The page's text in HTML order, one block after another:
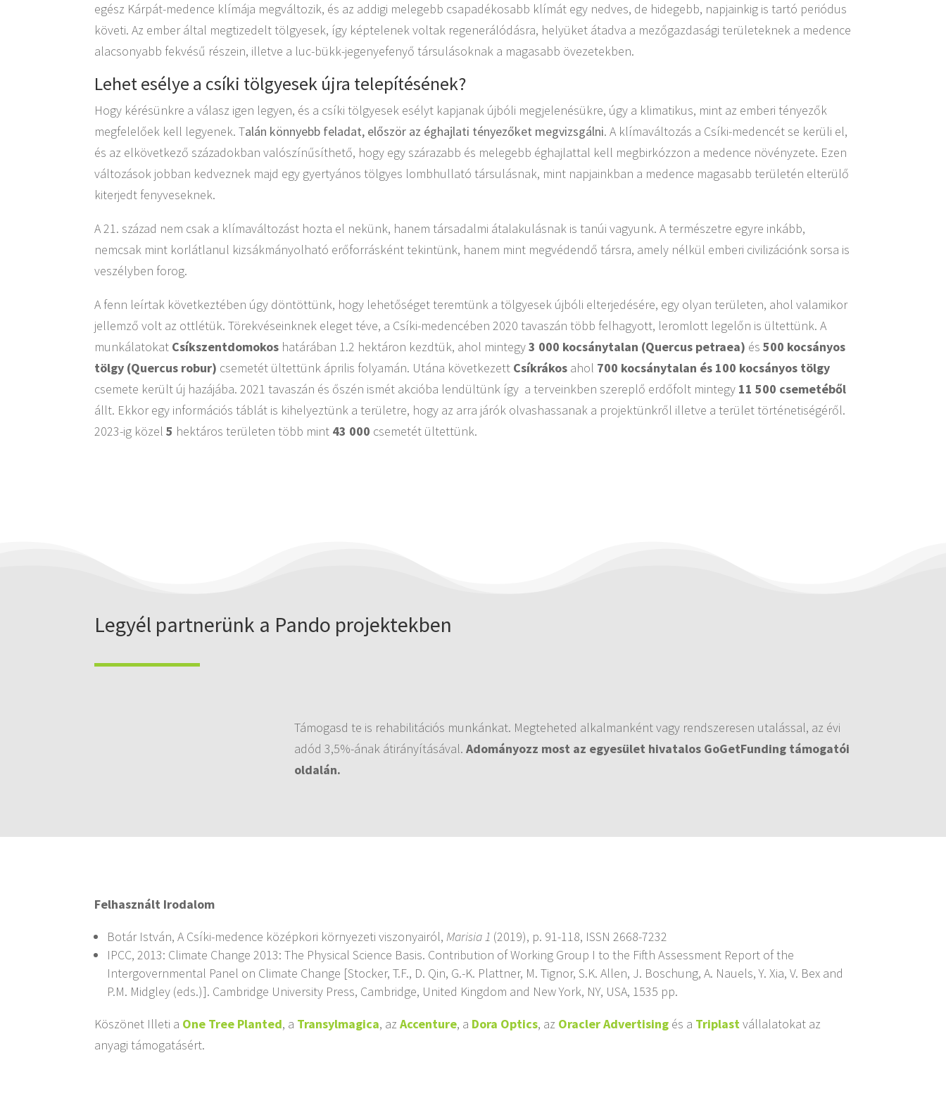
egész Kárpát-medence klímája megváltozik, és az addigi melegebb csapadékosabb klímát egy nedves, de hidegebb, napjainkig is tartó periódus
követi. Az ember által megtizedelt tölgyesek, így képtelenek voltak regenerálódásra, helyüket átadva a mezőgazdasági területeknek a medence
alacsonyabb fekvésű részein, illetve a luc-bükk-jegenyefenyő társulásoknak a magasabb övezetekben.
Lehet esélye a csíki tölgyesek újra telepítésének?
Hogy kérésünkre a válasz igen legyen, és a csíki tölgyesek esélyt kapjanak újbóli megjelenésükre, úgy a klimatikus, mint az emberi tényezők
megfelelőek kell legyenek. Talán könnyebb feladat, először az éghajlati tényezőket megvizsgálni. A klímaváltozás a Csíki-medencét se kerüli el,
és az elkövetkező századokban valószínűsíthető, hogy egy szárazabb és melegebb éghajlattal kell megbirkózzon a medence növényzete. Ezen
változások jobban kedveznek majd egy gyertyános tölgyes lombhullató társulásnak, mint napjainkban a medence magasabb területén elterülő
kiterjedt fenyveseknek.
A 21. század nem csak a klímaváltozást hozta el nekünk, hanem társadalmi átalakulásnak is tanúi vagyunk. A természetre egyre inkább,
nemcsak mint korlátlanul kizsákmányolható erőforrásként tekintünk, hanem mint megvédendő társra, amely nélkül emberi civilizációnk sorsa is
veszélyben forog.
A fenn leírtak következtében úgy döntöttünk, hogy lehetőséget teremtünk a tölgyesek újbóli elterjedésére, egy olyan területen, ahol valamikor
jellemző volt az ottlétük. Törekvéseinknek eleget téve, a Csíki-medencében 2020 tavaszán több felhagyott, leromlott legelőn is ültettünk. A
munkálatokat Csíkszentdomokos határában 1.2 hektáron kezdtük, ahol mintegy3 000 kocsánytalan (Quercus petraea) és500 kocsányos
tölgy (Quercus robur) csemetét ültettünk április folyamán. Utána következett Csíkrákos ahol 700 kocsánytalan és 100 kocsányos tölgy
csemete került új hazájába. 2021 tavaszán és őszén ismét akcióba lendültünk így a terveinkben szereplő erdőfolt mintegy 11 500 csemetéből
állt. Ekkor egy információs táblát is kihelyeztünk a területre, hogy az arra járók olvashassanak a projektünkről illetve a terület történetiségéről.
2023-ig közel5 hektáros területen több mint 43 000 csemetét ültettünk.
Legyél partnerünk a Pando projektekben
Támogasd te is rehabilitációs munkánkat. Megteheted alkalmanként vagy rendszeresen utalással, az évi
adód 3,5%-ának átirányításával. Adományozz most az egyesület hivatalos GoGetFunding támogatói
oldalán.
Felhasznált Irodalom
Botár István, A Csíki-medence középkori környezeti viszonyairól,Marisia 1 (2019), p. 91-118, ISSN 2668-7232
IPCC, 2013: Climate Change 2013: The Physical Science Basis. Contribution of Working Group I to the Fifth Assessment Report of the
Intergovernmental Panel on Climate Change [Stocker, T.F., D. Qin, G.-K. Plattner, M. Tignor, S.K. Allen, J. Boschung, A. Nauels, Y. Xia, V. Bex and
P.M. Midgley (eds.)]. Cambridge University Press, Cambridge, United Kingdom and New York, NY, USA, 1535 pp.
Köszönet Illeti a One Tree Planted, a Transylmagica, azAccenture, a Dora Optics, az Oracler Advertising és a Triplastvállalatokat az
anyagi támogatásért.